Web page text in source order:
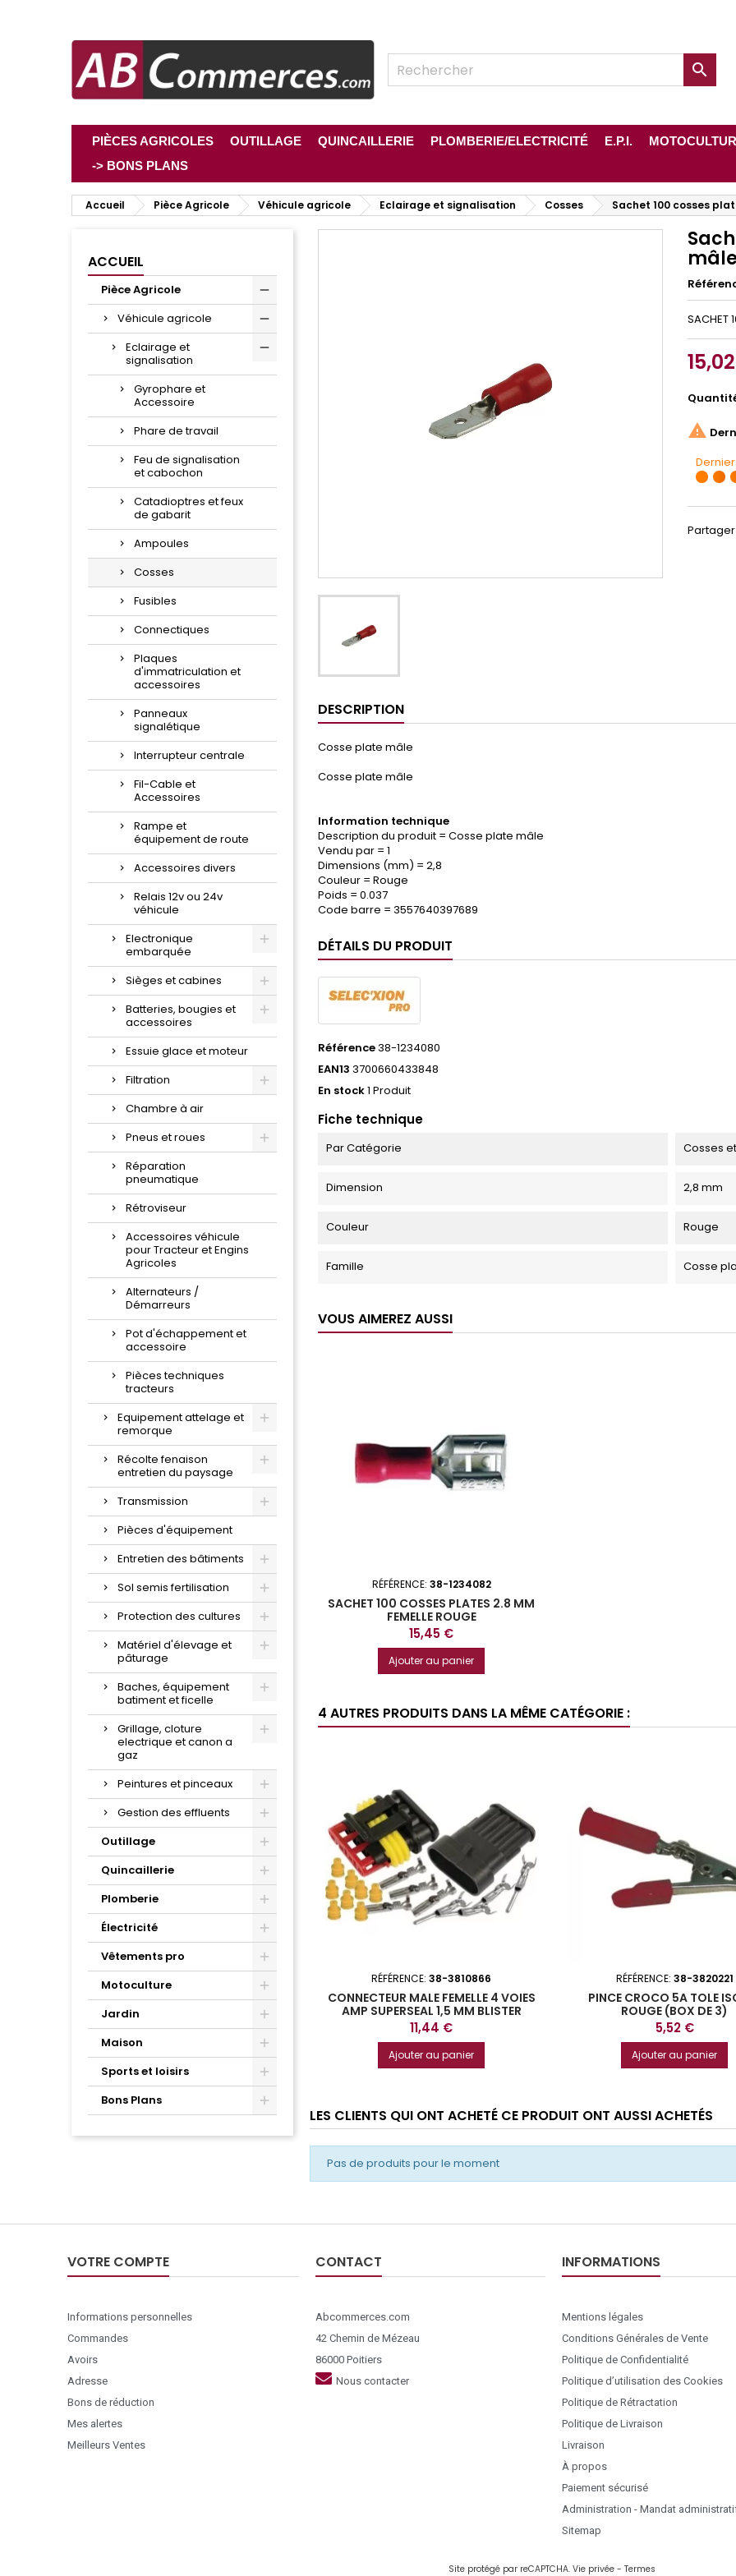

PIÈCES AGRICOLES OUTILLAGE QUINCAILLERIE PLOMBERIE/ELECTRICITÉ E.P.I.
-> BONS PLANS
Accueil Pièce Agricole Véhicule agricole Eclairage et signalisation Cosses Sachet 100 cosses
ACCUEIL
Pièce Agricole
Véhicule agricole
Eclairage et
signalisation
Gyrophare et
Accessoire
Phare de travail
Feu de signalisation
et cabochon
Catadioptres et feux
de gabarit
Ampoules
Cosses
Fusibles
Connectiques
Plaques
d'immatriculation et
accessoires
Panneaux
signalétique
Interrupteur centrale
Fil-Cable et
Accessoires
Rampe et
équipement de route
Accessoires divers
Relais 12v ou 24v
véhicule
Electronique
embarquée
Sièges et cabines
Batteries, bougies et
accessoires
Essuie glace et moteur
Filtration
Chambre à air
Pneus et roues
Réparation
pneumatique
Rétroviseur
Accessoires véhicule
pour Tracteur et Engins
Agricoles
Alternateurs /
Démarreurs
Pot d'échappement et
accessoire
Pièces techniques
tracteurs
Equipement attelage et
remorque
Récolte fenaison
entretien du paysage
Transmission
Pièces d'équipement
Entretien des bâtiments
Sol semis fertilisation
Protection des cultures
Matériel d'élevage et
pâturage
Baches, équipement
batiment et ficelle
Grillage, cloture
electrique et canon a
gaz
Peintures et pinceaux
Gestion des effluents
Outillage
Quincaillerie
Plomberie
Électricité
Vêtements pro
Motoculture
Jardin
Maison
Sports et loisirs
Bons Plans
SACHET

Partager
DESCRIPTION
Cosse plate mâle
Cosse plate mâle
Information technique
Description du produit = Cosse plate mâle
Vendu par = 1
Dimensions (mm) = 2,8
Couleur = Rouge
Poids = 0.037
Code barre = 3557640397689
DÉTAILS DU PRODUIT
Référence38-1234080
EAN13 3700660433848
En stock1 Produit
Fiche technique
Par Catégorie Cosses
Dimension 2,8 mm
Couleur Rouge
Famille Cosse
VOUS AIMEREZ AUSSI
RÉFÉRENCE: 38-1234082
SACHET 100 COSSES PLATES 2.8 MM
FEMELLE ROUGE
Prix
15,45 €
Ajouter au panier
4 AUTRES PRODUITS DANS LA MÊME CATÉGORIE :
RÉFÉRENCE: 38-3810866
CONNECTEUR MALE FEMELLE 4 VOIES
AMP SUPERSEAL 1,5 MM BLISTER
Prix
11,44 €
Ajouter au panier
RÉFÉRENCE: 38-3820221
PINCE CROCO 5A TOLE
ROUGE (BOX DE 3)
Prix
5,52 €
Ajouter au panier
LES CLIENTS QUI ONT ACHETÉ CE PRODUIT ONT AUSSI ACHETÉS
Pas de produits pour le moment
VOTRE COMPTE
Informations personnelles
Commandes
Avoirs
Adresse
Bons de réduction
Mes alertes
Meilleurs Ventes
CONTACT
Abcommerces.com
42 Chemin de Mézeau
86000 Poitiers
Nous contacter
INFORMATIONS
Mentions légales
Conditions Générales de Vente
Politique de Confidentialité
Politique d’utilisation des Cookies
Politique de Rétractation
Politique de Livraison
Livraison
À propos
Paiement sécurisé
Administration - Mandat
Sitemap
Site protégé par reCAPTCHA. Vie privée - Termes